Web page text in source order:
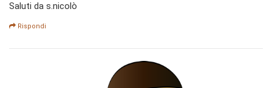
Saluti da s.nicolò
Rispondi